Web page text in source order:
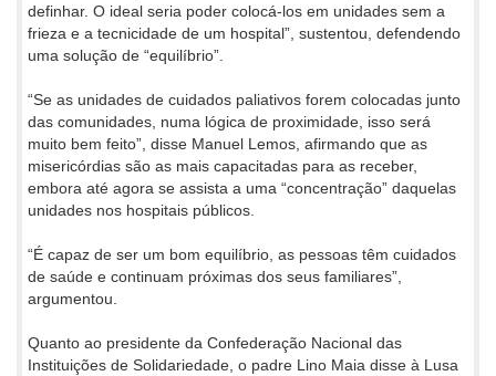
definhar. O ideal seria poder colocá-los em unidades sem a
frieza e a tecnicidade de um hospital”, sustentou, defendendo
uma solução de “equilíbrio”.
“Se as unidades de cuidados paliativos forem colocadas junto
das comunidades, numa lógica de proximidade, isso será
muito bem feito”, disse Manuel Lemos, afirmando que as
misericórdias são as mais capacitadas para as receber,
embora até agora se assista a uma “concentração” daquelas
unidades nos hospitais públicos.
“É capaz de ser um bom equilíbrio, as pessoas têm cuidados
de saúde e continuam próximas dos seus familiares”,
argumentou.
Quanto ao presidente da Confederação Nacional das
Instituições de Solidariedade, o padre Lino Maia disse à Lusa